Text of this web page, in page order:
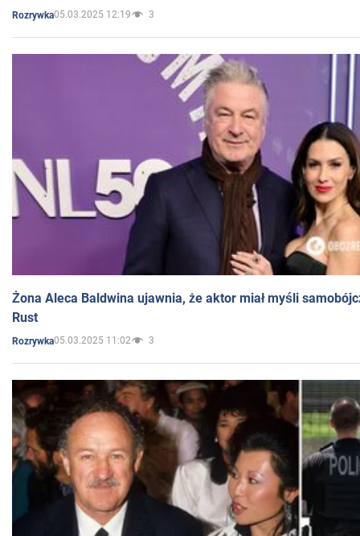
Rozrywka05.03.2025 12:19 3
Żona Aleca Baldwina ujawnia, że aktor miał myśli
Rust
Rozrywka05.03.2025 11:02 3